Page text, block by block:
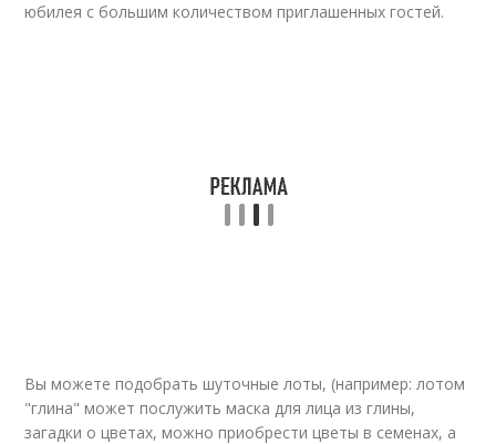
юбилея с большим количеством приглашенных гостей.
Вы можете подобрать шуточные лоты, (например: лотом
"глина" может послужить маска для лица из глины,
загадки о цветах, можно приобрести цветы в семенах, а